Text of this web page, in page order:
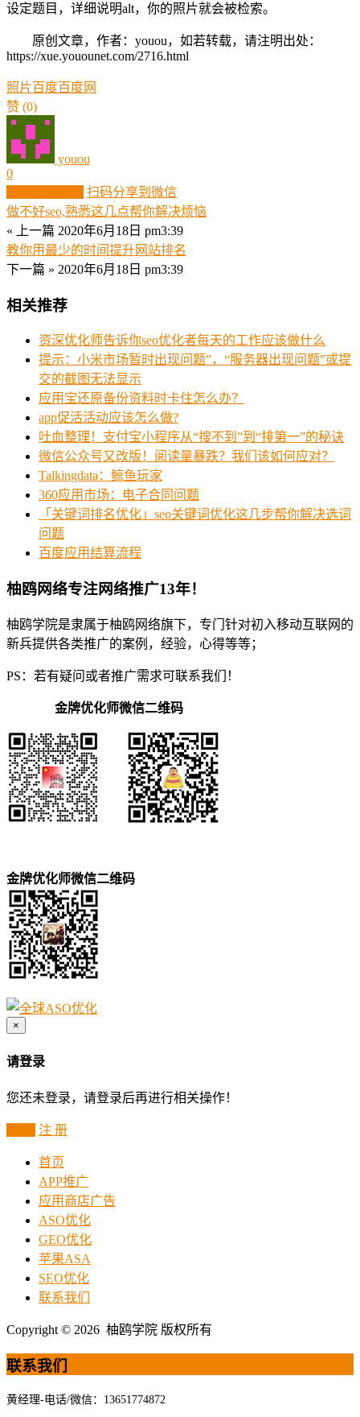
设定题目，详细说明alt，你的照片就会被检索。
原创文章，作者：youou，如若转载，请注明出处：
https://xue.youounet.com/2716.html
照片百度百度网
赞 (0)
youou
0
扫码分享到微信
做不好seo,熟悉这几点帮你解决烦恼
« 上一篇 2020年6月18日 pm3:39
教你用最少的时间提升网站排名
下一篇 » 2020年6月18日 pm3:39
相关推荐
资深优化师告诉你seo优化者每天的工作应该做什么
提示：小米市场暂时出现问题”，“服务器出现问题”或提
交的截图无法显示
应用宝还原备份资料时卡住怎么办？
app促活活动应该怎么做?
吐血整理！支付宝小程序从“搜不到”到“排第一”的秘诀
微信公众号又改版！阅读量暴跌？我们该如何应对？
Talkingdata：鲸鱼玩家
360应用市场：电子合同问题
「关键词排名优化」seo关键词优化这几步帮你解决选词
问题
百度应用结算流程
柚鸥网络专注网络推广13年！
柚鸥学院是隶属于柚鸥网络旗下，专门针对初入移动互联网的
新兵提供各类推广的案例，经验，心得等等；
PS：若有疑问或者推广需求可联系我们！
金牌优化师微信二维码
金牌优化师微信二维码
×
请登录
您还未登录，请登录后再进行相关操作！
注 册
首页
APP推广
应用商店广告
ASO优化
GEO优化
苹果ASA
SEO优化
联系我们
Copyright © 2026 柚鸥学院 版权所有
联系我们
黄经理-电话/微信：13651774872